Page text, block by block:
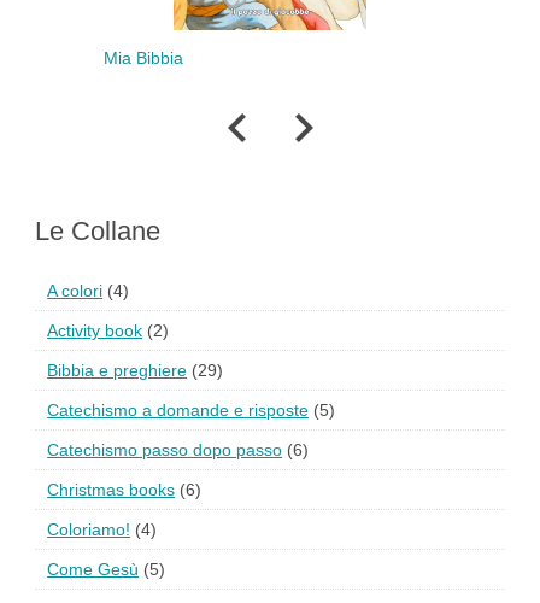
Mia Bibbia
Le Collane
A colori (4)
Activity book (2)
Bibbia e preghiere (29)
Catechismo a domande e risposte (5)
Catechismo passo dopo passo (6)
Christmas books (6)
Coloriamo! (4)
Come Gesù (5)